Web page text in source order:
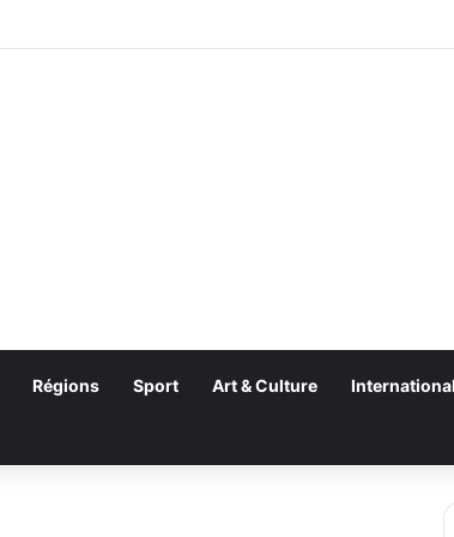
Régions Sport Art & Culture International